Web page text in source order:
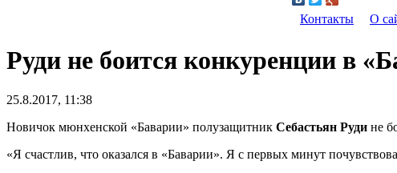
Контакты О
Руди не боится конкуренции в
25.8.2017, 11:38
Новичок мюнхенской «Баварии» полузащитник Себастьян Руди не
«Я счастлив, что оказался в «Баварии». Я с первых минут